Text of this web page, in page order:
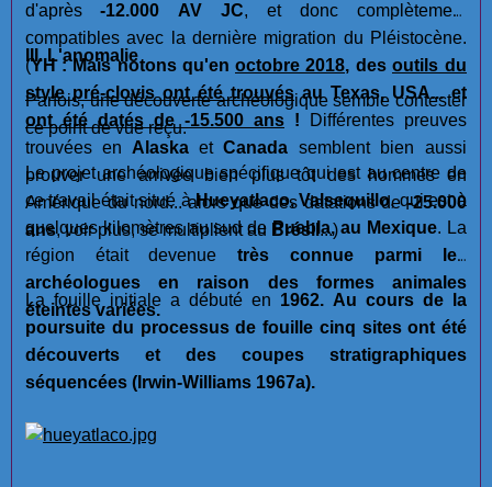
d'après -12.000 AV JC, et donc complètement
compatibles avec la dernière migration du Pléistocène.
(YH : Mais notons qu'en octobre 2018, des outils du
style pré-clovis ont été trouvésau Texas, USA... et
ont été datés de -15.500 ans ! Différentes preuves
trouvées en Alaska et Canada semblent bien aussi
prouver une arrivée bien plus tôt des hommes en
Amérique du nord... alors que des datations de-25.000
ans, voir plus, se multiplient au Brésil...)
III. L'anomalie
Parfois, une découverte archéologique semble contester
ce point de vue reçu.
Le projet archéologique spécifique qui est au centre de
ce travail était situé àHueyatlaco, Valsequillo, qui est à
quelques kilomètres au sud de Puebla, au Mexique. La
région était devenue très connue parmi les
archéologues en raison des formes animales
éteintes variées.
La fouille initiale a débuté en 1962. Au cours de la
poursuite du processus de fouille cinq sites ont été
découverts et des coupes stratigraphiques
séquencées (Irwin-Williams 1967a).